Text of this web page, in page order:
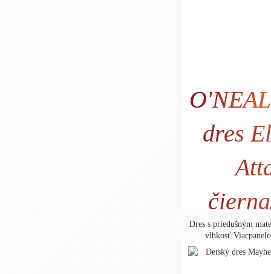
O'NEAL
dres
Dres s priedušným
vlhkosť